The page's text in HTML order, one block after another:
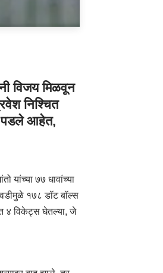
विजय मिळवून
निश्चित
पडले आहेत,
यांच्या ७७ धावांच्या
१७८ डॉट बॉल्स
४ विकेट्स घेतल्या, जे